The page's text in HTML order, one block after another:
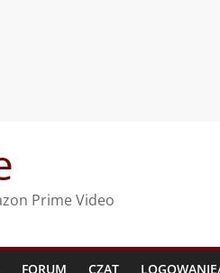
Prime Video
FORUM CZAT